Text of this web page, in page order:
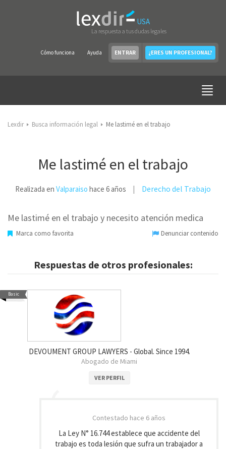
USA
La respuesta a tus dudas legales
Cómo funciona Ayuda ENTRAR ¿ERES UN PROFESIONAL?
Lexdir Busca información legal Me lastimé en el trabajo
Me lastimé en el trabajo
Realizada en Valparaiso hace 6 años Derecho del Trabajo
Me lastimé en el trabajo y necesito atención medica
Marca como favorita Denunciar contenido
Respuestas de otros profesionales:
Basic
DEVOUMENT GROUP LAWYERS - Global. Since 1994.
Abogado de Miami
VER PERFIL
Contestado hace 6 años
La Ley N° 16.744 establece que accidente del
trabajo es toda lesión que sufra un trabajador a